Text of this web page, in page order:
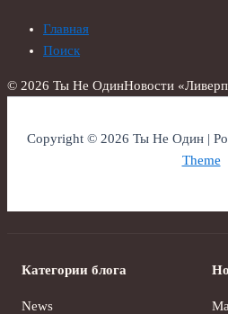
Главная
Поиск
© 2026 Ты Не ОдинНовости
Copyright © 2026 Ты Не Один |
Theme
Категории блога
News